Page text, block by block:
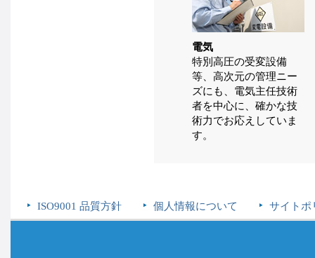
電気
特別高圧の受変設備
等、高次元の管理ニー
ズにも、電気主任技術
者を中心に、確かな技
術力でお応えしていま
す。
ISO9001 品質方針 個人情報について サイトポ